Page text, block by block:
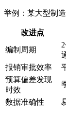
举例：某大型制
改进点
编制周期
报销审批效率
预算偏差发现
时效
数据准确性